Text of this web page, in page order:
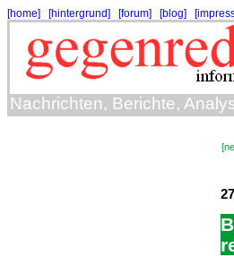
[home] [hintergrund] [forum] [blog]
Nachrichten, Berichte,